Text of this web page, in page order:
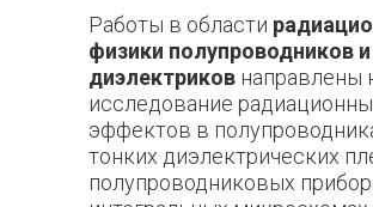
Работы в области
физики полупроводников и
диэлектриков направлены
исследование
эффектов в
тонких диэлектрических
полупроводниковых